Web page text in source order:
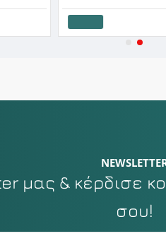
& κέρδισε
σου!